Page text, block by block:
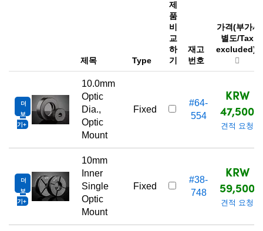
제목 Type
제
품
비
교
하
기
재고
번호
가격(부가세
별도/Tax
excluded)
더
보
기
10.0mm
Optic
Dia.,
Optic
Mount
Fixed
#64-
554
KRW
47,500
견적 요청
더
보
기
10mm
Inner
Single
Optic
Mount
Fixed
#38-
748
KRW
59,500
견적 요청